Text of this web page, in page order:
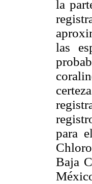
la
las
para
Baja